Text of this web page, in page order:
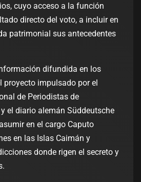
cuyo acceso a la función
directo del voto, a incluir en
patrimonial sus antecedentes
difundida en los
proyecto impulsado por el
de Periodistas de
el diario alemán Süddeutsche
en el cargo Caputo
en las Islas Caimán y
donde rigen el secreto y